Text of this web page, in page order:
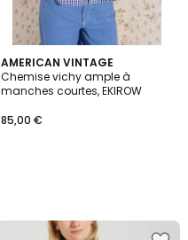
AMERICAN VINTAGE
Chemise vichy ample à
manches courtes, EKIROW
85,00 €